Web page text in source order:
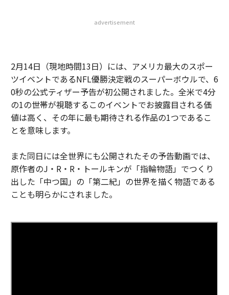
advertisement
2月14日（現地時間13日）には、アメリカ最大のスポー
ツイベントであるNFL優勝決定戦のスーパーボウルで、6
0秒の公式ティザー予告が初公開されました。全米で4分
の1の世帯が視聴するこのイベントでお披露目される価
値は高く、その年に最も期待される作品の1つであるこ
とを意味します。
また同日には全世界にも公開されたその予告動画では、
原作者のJ・R・R・トールキンが「指輪物語」でつくり
出した「中つ国」の「第二紀」の世界を描く物語である
ことも明らかにされました。